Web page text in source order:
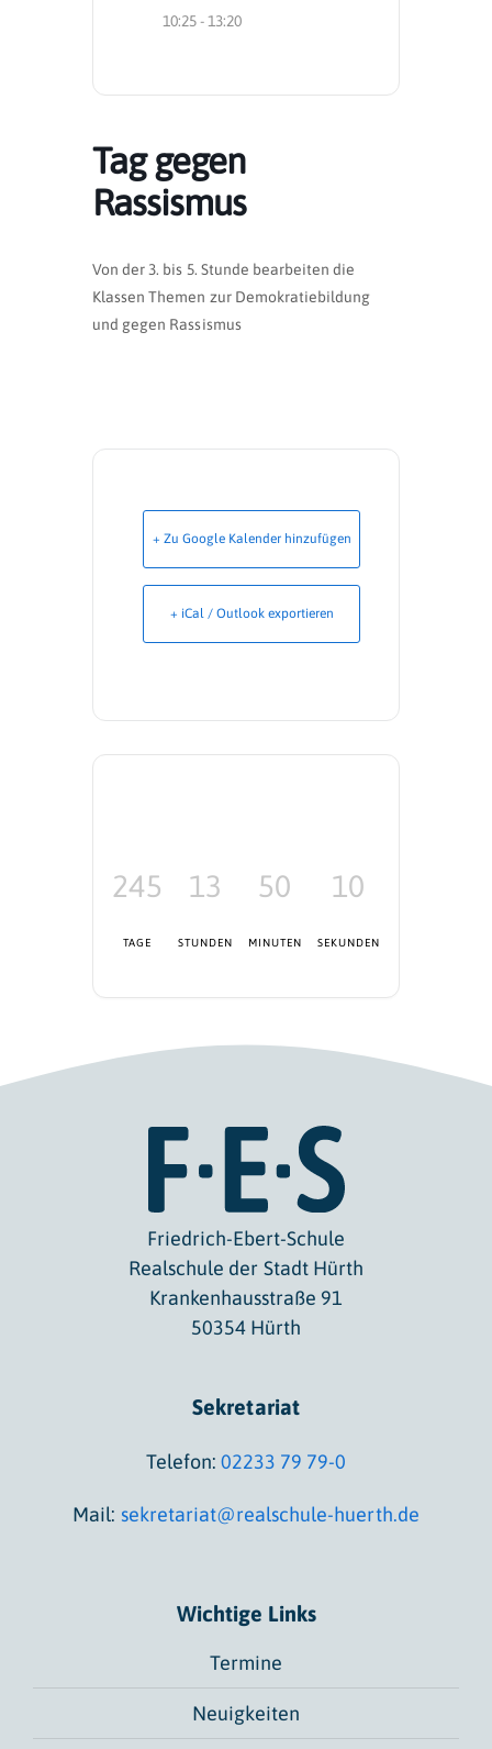
10:25 - 13:20
Tag gegen
Rassismus
Von der 3. bis 5. Stunde bearbeiten die
Klassen Themen zur Demokratiebildung
und gegen Rassismus
+ Zu Google Kalender hinzufügen
+ iCal / Outlook exportieren
245
TAGE
13
STUNDEN
50
MINUTEN
10
SEKUNDEN
Friedrich-Ebert-Schule
Realschule der Stadt Hürth
Krankenhausstraße 91
50354 Hürth
Sekretariat
Telefon: 02233 79 79-0
Mail: sekretariat@realschule-huerth.de
Wichtige Links
Termine
Neuigkeiten